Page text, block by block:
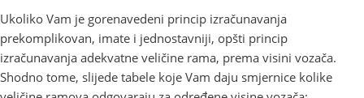
Ukoliko Vam je gorenavedeni princip izračunavanja
prekomplikovan, imate i jednostavniji, opšti princip
izračunavanja adekvatne veličine rama, prema visini vozača.
Shodno tome, slijede tabele koje Vam daju smjernice kolike